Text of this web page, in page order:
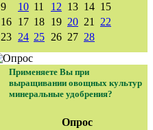
9
10 11 12 13 14 15
16 17 18 19 20 21
22
23 24 25 26 27 28
Применяете Вы при
выращивании овощных культур
минеральные удобрения?
Опрос